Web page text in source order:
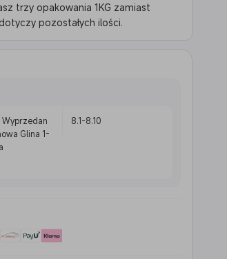
trzy opakowania 1KG zamiast
pozostałych ilości.
Glina 1-
8.1-8.10